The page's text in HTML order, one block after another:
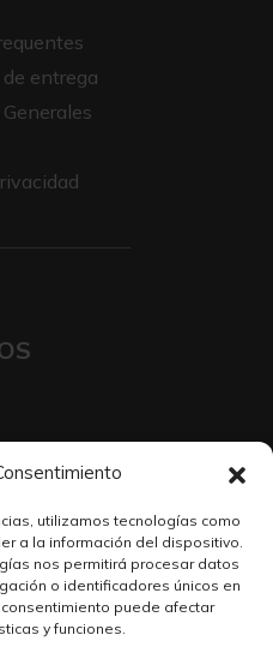
utilizamos tecnologías como
a la información del dispositivo.
nos permitirá procesar datos
o identificadores únicos en
puede afectar
y funciones.
entrega